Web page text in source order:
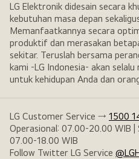
LG Elektronik didesain secara
kebutuhan masa depan
Memanfaatkannya secara
produktif dan merasakan
sekitar. Teruslah bersama
kami -LG Indonesia- akan
untuk kehidupan Anda dan
LG Customer Service → 1500
Operasional: 07.00-20.00 WIB
07.00-18.00 WIB
Follow Twitter LG Service